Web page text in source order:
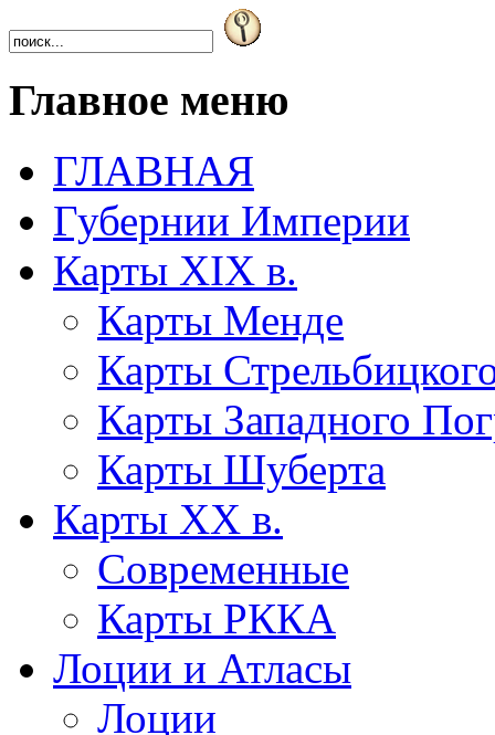
Главное меню
ГЛАВНАЯ
Губернии Империи
Карты XIX в.
Карты Менде
Карты
Карты Западного
Карты Шуберта
Карты XX в.
Современные
Карты РККА
Лоции и Атласы
Лоции